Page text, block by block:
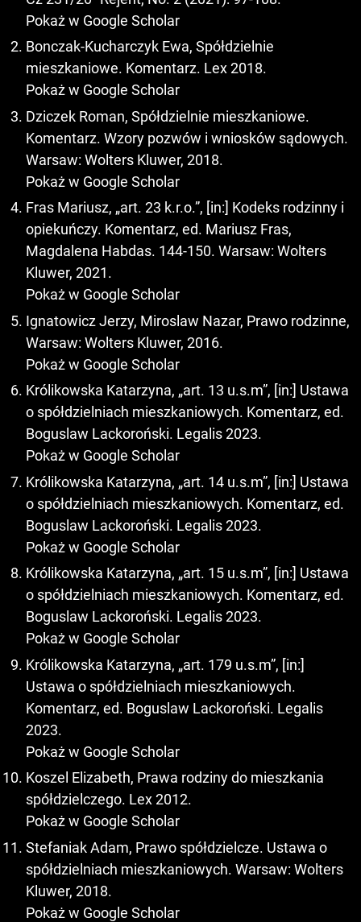
Pokaż w Google Scholar
Bonczak-Kucharczyk Ewa, Spółdzielnie
mieszkaniowe. Komentarz. Lex 2018.
Pokaż w Google Scholar
Dziczek Roman, Spółdzielnie mieszkaniowe.
Komentarz. Wzory pozwów i wniosków sądowych.
Warsaw: Wolters Kluwer, 2018.
Pokaż w Google Scholar
Fras Mariusz, „art. 23 k.r.o.”, [in:] Kodeks rodzinny i
opiekuńczy. Komentarz, ed. Mariusz Fras,
Magdalena Habdas. 144-150. Warsaw: Wolters
Kluwer, 2021.
Pokaż w Google Scholar
Ignatowicz Jerzy, Miroslaw Nazar, Prawo rodzinne,
Warsaw: Wolters Kluwer, 2016.
Pokaż w Google Scholar
Królikowska Katarzyna, „art. 13 u.s.m”, [in:] Ustawa
o spółdzielniach mieszkaniowych. Komentarz, ed.
Boguslaw Lackoroński. Legalis 2023.
Pokaż w Google Scholar
Królikowska Katarzyna, „art. 14 u.s.m”, [in:] Ustawa
o spółdzielniach mieszkaniowych. Komentarz, ed.
Boguslaw Lackoroński. Legalis 2023.
Pokaż w Google Scholar
Królikowska Katarzyna, „art. 15 u.s.m”, [in:] Ustawa
o spółdzielniach mieszkaniowych. Komentarz, ed.
Boguslaw Lackoroński. Legalis 2023.
Pokaż w Google Scholar
Królikowska Katarzyna, „art. 179 u.s.m”, [in:]
Ustawa o spółdzielniach mieszkaniowych.
Komentarz, ed. Boguslaw Lackoroński. Legalis
2023.
Pokaż w Google Scholar
Koszel Elizabeth, Prawa rodziny do mieszkania
spółdzielczego. Lex 2012.
Pokaż w Google Scholar
Stefaniak Adam, Prawo spółdzielcze. Ustawa o
spółdzielniach mieszkaniowych. Warsaw: Wolters
Kluwer, 2018.
Pokaż w Google Scholar